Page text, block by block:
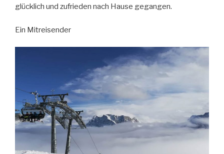
glücklich und zufrieden nach Hause gegangen.
Ein Mitreisender